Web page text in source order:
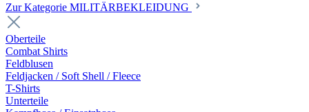
Zur Kategorie MILITÄRBEKLEIDUNG
Oberteile
Combat Shirts
Feldblusen
Feldjacken / Soft Shell / Fleece
T-Shirts
Unterteile